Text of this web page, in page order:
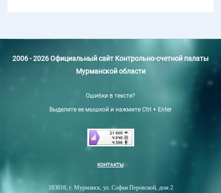
2006 - 2026 Официальный сайт Контрольно-счетной палаты
Мурманской области
Ошибки в тексте?
Выделите ее мышкой и нажмите Ctrl + Enter
КОНТАКТЫ
183016, г. Мурманск, ул. Софьи Перовской, дом 2